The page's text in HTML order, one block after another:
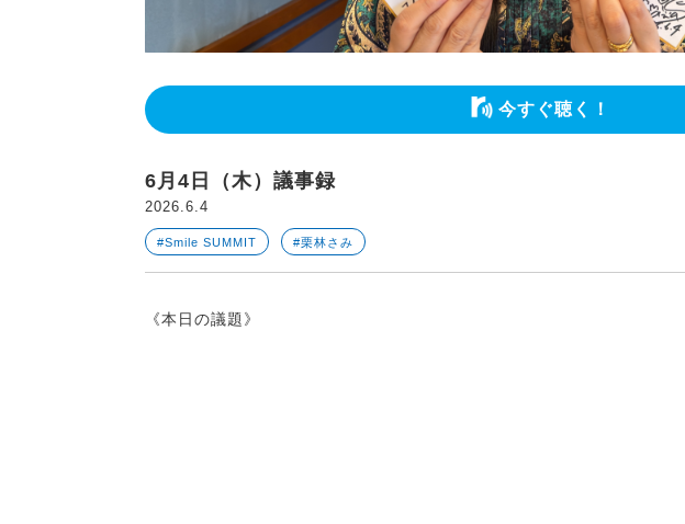
今すぐ聴く！
6月4日（木）議事録
2026.6.4
#Smile SUMMIT #栗林さみ
《本日の議題》